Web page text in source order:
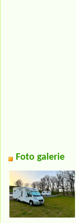
Foto galerie